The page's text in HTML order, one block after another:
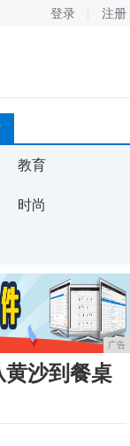
登录 注册
教育
时尚
广告
黄沙到餐桌